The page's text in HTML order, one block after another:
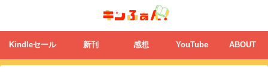
Kindleセール 新刊 感想 YouTube ABOUT